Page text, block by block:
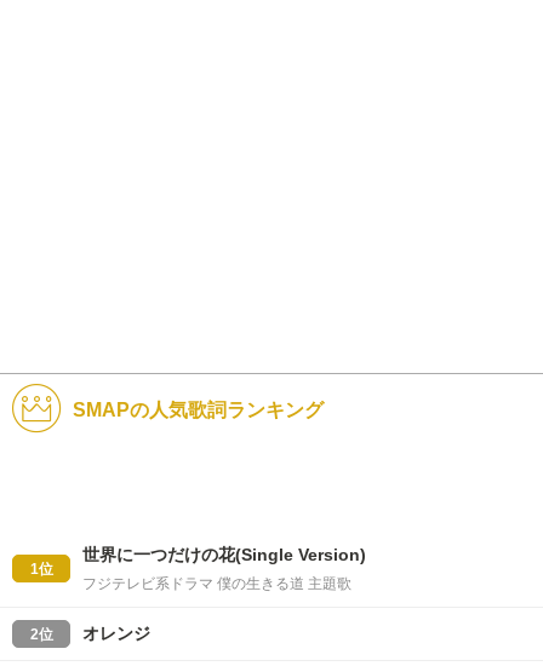
SMAPの人気歌詞ランキング
1位
世界に一つだけの花(Single Version)
フジテレビ系ドラマ 僕の生きる道 主題歌
2位 オレンジ